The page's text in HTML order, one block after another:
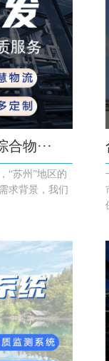
物···
“苏州”地区的
求背景，我们